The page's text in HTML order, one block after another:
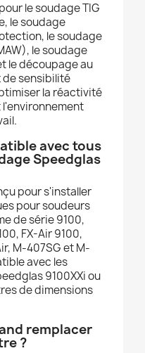
le soudage TIG
le soudage
le soudage
le soudage
le découpage au
de sensibilité
la réactivité
avec tous
Speedglas
pour s'installer
pour soudeurs
de série 9100,
FX-Air 9100,
M-407SG et M-
avec les
9100XXi ou
de dimensions
remplacer
?